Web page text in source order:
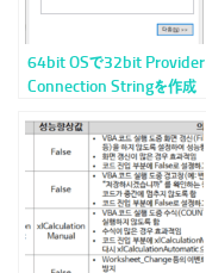
64bit OSで32bit Provider
Connection Stringを作成